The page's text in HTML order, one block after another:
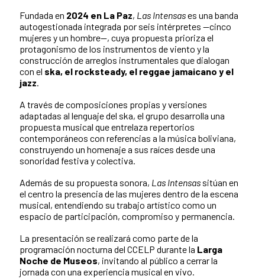
Fundada en 2024 en La Paz, Las Intensases una banda
autogestionada integrada por seis intérpretes —cinco
mujeres y un hombre—, cuya propuesta prioriza el
protagonismo de los instrumentos de viento y la
construcción de arreglos instrumentales que dialogan
con el ska, el rocksteady, el reggae jamaicano y el
jazz.
A través de composiciones propias y versiones
adaptadas al lenguaje del ska, el grupo desarrolla una
propuesta musical que entrelaza repertorios
contemporáneos con referencias a la música boliviana,
construyendo un homenaje a sus raíces desde una
sonoridad festiva y colectiva.
Además de su propuesta sonora, Las Intensas sitúan en
el centro la presencia de las mujeres dentro de la escena
musical, entendiendo su trabajo artístico como un
espacio de participación, compromiso y permanencia.
La presentación se realizará como parte de la
programación nocturna del CCELP durante la Larga
Noche de Museos, invitando al público a cerrar la
jornada con una experiencia musical en vivo.